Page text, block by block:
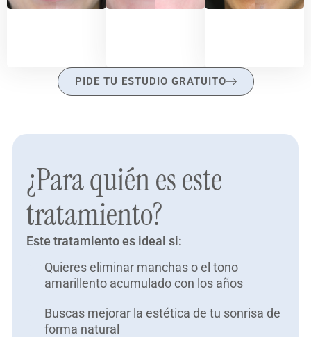
PIDE TU ESTUDIO GRATUITO
¿Para quién es este
tratamiento?
Este tratamiento es ideal si:
Quieres eliminar manchas o el tono
amarillento acumulado con los años
Buscas mejorar la estética de tu sonrisa de
forma natural